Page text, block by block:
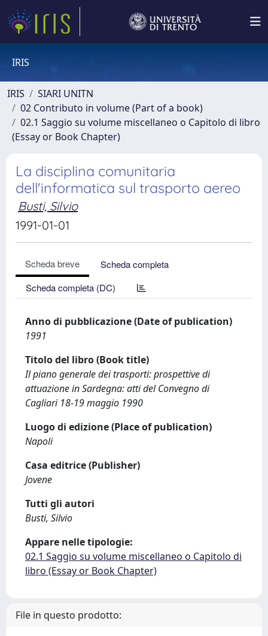
IRIS
IRIS
SIARI UNITN
02 Contributo in volume (Part of a book)
02.1 Saggio su volume miscellaneo o Capitolo di libro
(Essay or Book Chapter)
La disciplina comunitaria
dell'informatica sul trasporto aereo
Busti, Silvio
1991-01-01
Scheda breve
Scheda completa
Scheda completa (DC)
Anno di pubblicazione (Date of publication)
1991
Titolo del libro (Book title)
Il piano generale dei trasporti: prospettive di
attuazione in Sardegna: atti del Convegno di
Cagliari 18-19 maggio 1990
Luogo di edizione (Place of publication)
Napoli
Casa editrice (Publisher)
Jovene
Tutti gli autori
Busti, Silvio
Appare nelle tipologie:
02.1 Saggio su volume miscellaneo o Capitolo di
libro (Essay or Book Chapter)
File in questo prodotto: